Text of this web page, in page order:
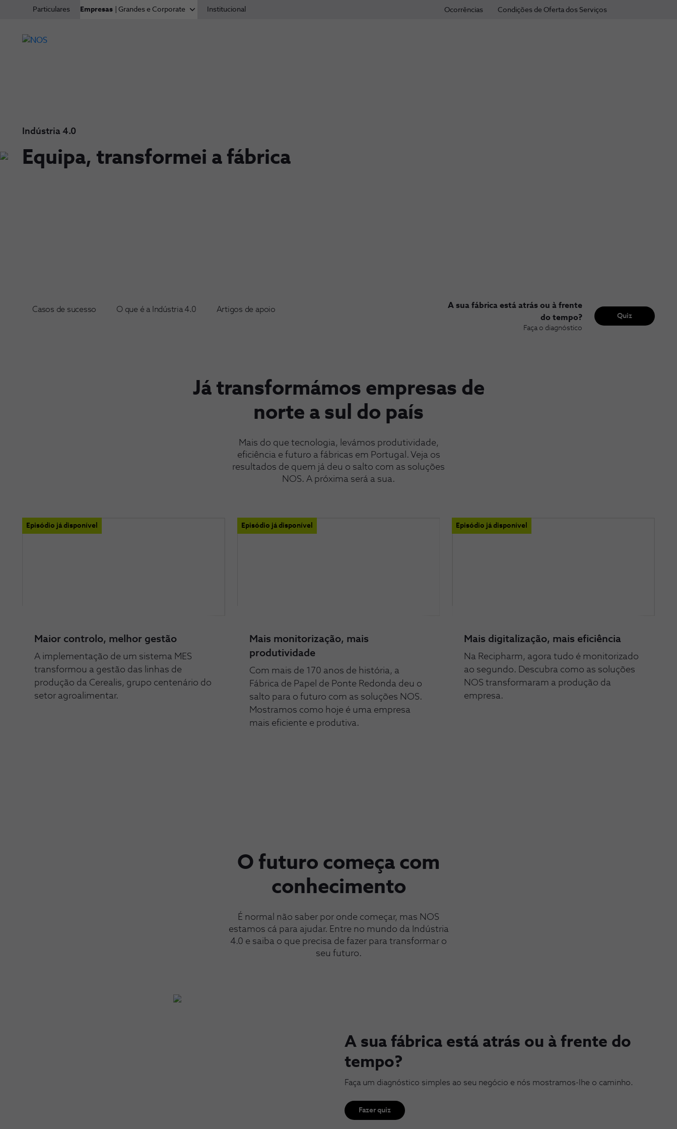
Particulares Empresas | Grandes e Corporate Institucional Ocorrências Condições de Oferta dos Serviços
Indústria 4.0
-Equipa, transformei a fábrica
A sua fábrica está atrás ou à frente
do tempo?
Faça o diagnóstico
Quiz
Casos de sucesso O que é a Indústria 4.0 Artigos de apoio
Já transformámos empresas de
norte a sul do país
Mais do que tecnologia, levámos produtividade,
eficiência e futuro a fábricas em Portugal. Veja os
resultados de quem já deu o salto com as soluções
NOS. A próxima será a sua.
Episódio já disponível
Maior controlo, melhor gestão
A implementação de um sistema MES
transformou a gestão das linhas de
produção da Cerealis, grupo centenário do
setor agroalimentar.
Episódio já disponível
Mais monitorização, mais
produtividade
Com mais de 170 anos de história, a
Fábrica de Papel de Ponte Redonda deu o
salto para o futuro com as soluções NOS.
Mostramos como hoje é uma empresa
mais eficiente e produtiva.
Episódio já disponível
Mais digitalização, mais eficiência
Na Recipharm, agora tudo é monitorizado
ao segundo. Descubra como as soluções
NOS transformaram a produção da
empresa.
O futuro começa com
conhecimento
É normal não saber por onde começar, mas NOS
estamos cá para ajudar. Entre no mundo da Indústria
4.0 e saiba o que precisa de fazer para transformar o
seu futuro.
A sua fábrica está atrás ou à frente do
tempo?
Faça um diagnóstico simples ao seu negócio e nós mostramos-lhe o caminho.
Fazer quiz